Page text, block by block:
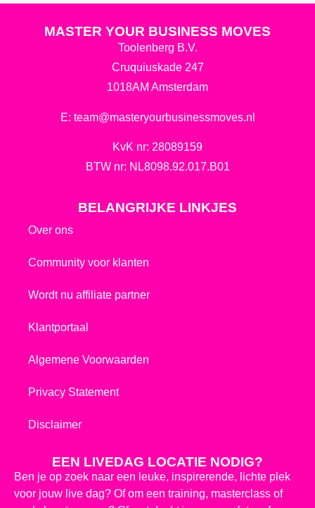
MASTER YOUR BUSINESS MOVES
Toolenberg B.V.
Cruquiuskade 247
1018AM Amsterdam
E: team@masteryourbusinessmoves.nl
KvK nr: 28089159
BTW nr: NL8098.92.017.B01
BELANGRIJKE LINKJES
Over ons
Community voor klanten
Wordt nu affiliate partner
Klantportaal
Algemene Voorwaarden
Privacy Statement
Disclaimer
EEN LIVEDAG LOCATIE NODIG?
Ben je op zoek naar een leuke, inspirerende, lichte plek
voor jouw live dag? Of om een training, masterclass of